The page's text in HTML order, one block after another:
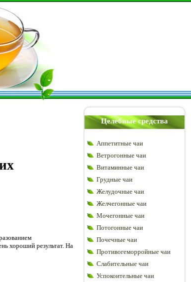
хороший результат. На
Целебные средства
Аппетитные чаи
Ветрогонные чаи
Витаминные чаи
Грудные чаи
Желудочные чаи
Желчегонные чаи
Мочегонные чаи
Потогонные чаи
Почечные чаи
Противогеморройные чаи
Слабительные чаи
Успокоительные чаи